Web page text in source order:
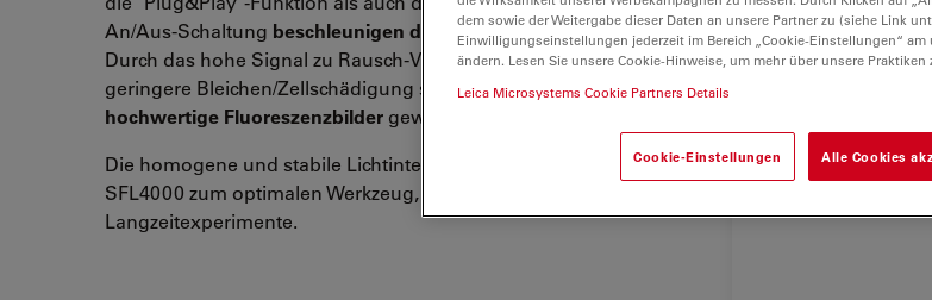
An/Aus-Schaltung beschleunigen den Arbeitsablauf.
Durch das hohe Signal zu Rausch-Verhältnis und das
geringere Bleichen/Zellschädigung sind qualitativ
hochwertige Fluoreszenzbilder gewährleistet.
Die homogene und stabile Lichtintensität macht die Leica
SFL4000 zum optimalen Werkzeug, sogar für
Langzeitexperimente.
dem sowie der Weitergabe dieser Daten an unsere Partner zu (siehe Link
Einwilligungseinstellungen jederzeit im Bereich „Cookie-Einstellungen“ am
ändern. Lesen Sie unsere Cookie-Hinweise, um mehr über unsere Praktiken
Leica Microsystems Cookie Partners Details
Cookie-Einstellungen Alle Cookies